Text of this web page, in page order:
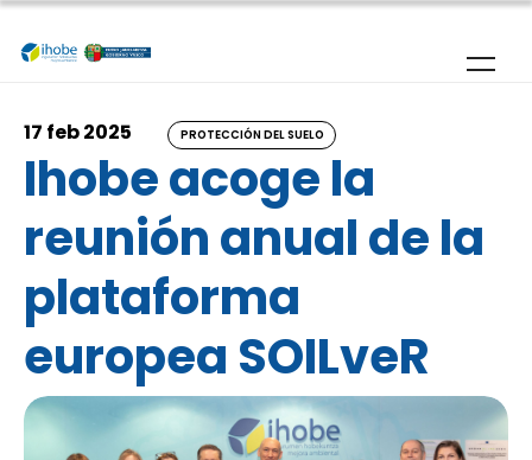
Pasar al contenido principal
17 feb 2025 PROTECCIÓN DEL SUELO
Ihobe acoge la
reunión anual de la
plataforma
europea SOILveR